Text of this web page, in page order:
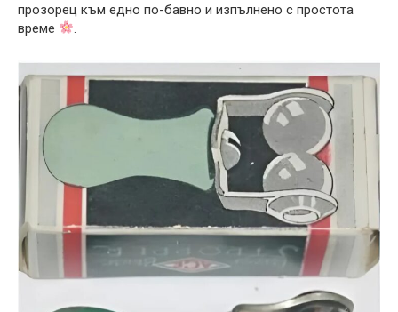
прозорец към едно по-бавно и изпълнено с простота
време
.